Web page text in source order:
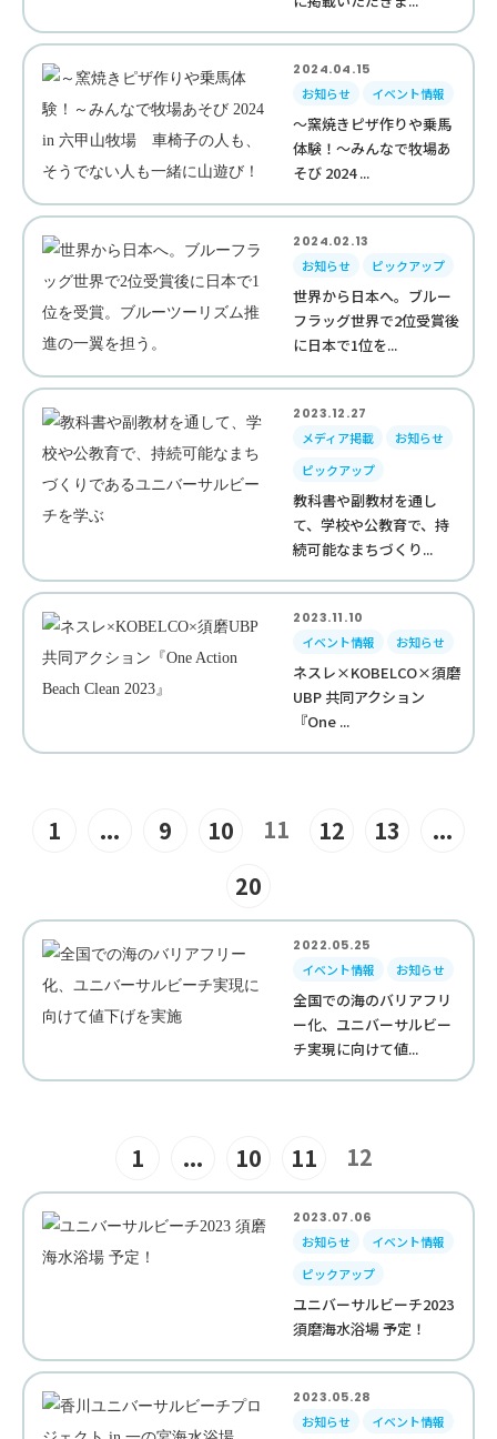
2024.04.15
お知らせ
イベント情報
～窯焼きピザ作りや乗馬
体験！～みんなで牧場あ
そび 2024 ...
2024.02.13
お知らせ
ピックアップ
世界から日本へ。ブルー
フラッグ世界で2位受賞後
に日本で1位を...
2023.12.27
メディア掲載
お知らせ
ピックアップ
教科書や副教材を通し
て、学校や公教育で、持
続可能なまちづくり...
2023.11.10
イベント情報
お知らせ
ネスレ×KOBELCO×須磨
UBP 共同アクション
『One ...
1 ... 9 10 11 12 13
...
20
2022.05.25
イベント情報
お知らせ
全国での海のバリアフリ
ー化、ユニバーサルビー
チ実現に向けて値...
1 ... 10 11 12
2023.07.06
お知らせ
イベント情報
ピックアップ
ユニバーサルビーチ2023
須磨海水浴場 予定！
2023.05.28
お知らせ
イベント情報